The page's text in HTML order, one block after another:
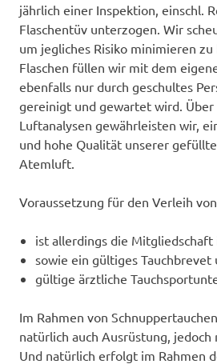
jährlich einer Inspektion, einschl.
Flaschentüv unterzogen. Wir
um jegliches Risiko minimieren zu
Flaschen füllen wir mit dem
ebenfalls nur durch geschultes
gereinigt und gewartet wird.
Luftanalysen gewährleisten wir,
und hohe Qualität unserer
Atemluft.
Voraussetzung für den Verleih
ist allerdings die Mitgliedschaft
sowie ein gültiges Tauchbrevet
gültige ärztliche
Im Rahmen von
natürlich auch Ausrüstung, jedoch
Und natürlich erfolgt im Rahmen